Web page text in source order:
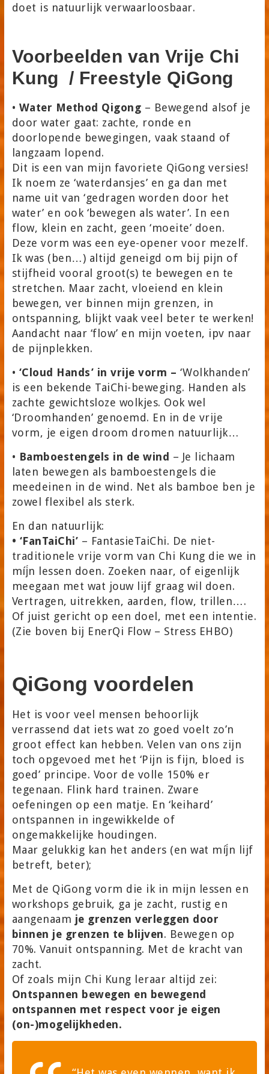
doet is natuurlijk verwaarloosbaar.
Voorbeelden van Vrije Chi
Kung / Freestyle QiGong
• Water Method Qigong – Bewegend alsof je
door water gaat: zachte, ronde en
doorlopende bewegingen, vaak staand of
langzaam lopend.
Dit is een van mijn favoriete QiGong versies!
Ik noem ze ‘waterdansjes’ en ga dan met
name uit van ‘gedragen worden door het
water’ en ook ‘bewegen als water’. In een
flow, klein en zacht, geen ‘moeite’ doen.
Deze vorm was een eye-opener voor mezelf.
Ik was (ben…) altijd geneigd om bij pijn of
stijfheid vooral groot(s) te bewegen en te
stretchen. Maar zacht, vloeiend en klein
bewegen, ver binnen mijn grenzen, in
ontspanning, blijkt vaak veel beter te werken!
Aandacht naar ‘flow’ en mijn voeten, ipv naar
de pijnplekken.
• ‘Cloud Hands’ in vrije vorm – ‘Wolkhanden’
is een bekende TaiChi-beweging. Handen als
zachte gewichtsloze wolkjes. Ook wel
‘Droomhanden’ genoemd. En in de vrije
vorm, je eigen droom dromen natuurlijk…
• Bamboestengels in de wind – Je lichaam
laten bewegen als bamboestengels die
meedeinen in de wind. Net als bamboe ben je
zowel flexibel als sterk.
En dan natuurlijk:
• ‘FanTaiChi’ – FantasieTaiChi. De niet-
traditionele vrije vorm van Chi Kung die we in
míj́n lessen doen. Zoeken naar, of eigenlijk
meegaan met wat jouw lijf graag wil doen.
Vertragen, uitrekken, aarden, flow, trillen….
Of juist gericht op een doel, met een intentie.
(Zie boven bij EnerQi Flow – Stress EHBO)
QiGong voordelen
Het is voor veel mensen behoorlijk
verrassend dat iets wat zo goed voelt zo’n
groot effect kan hebben. Velen van ons zijn
toch opgevoed met het ‘Pijn is fijn, bloed is
goed’ principe. Voor de volle 150% er
tegenaan. Flink hard trainen. Zware
oefeningen op een matje. En ‘keihard’
ontspannen in ingewikkelde of
ongemakkelijke houdingen.
Maar gelukkig kan het anders (en wat míj́n lijf
betreft, beter);
Met de QiGong vorm die ik in mijn lessen en
workshops gebruik, ga je zacht, rustig en
aangenaam je grenzen verleggen door
binnen je grenzen te blijven. Bewegen op
70%. Vanuit ontspanning. Met de kracht van
zacht.
Of zoals mijn Chi Kung leraar altijd zei:
Ontspannen bewegen en bewegend
ontspannen met respect voor je eigen
(on-)mogelijkheden.